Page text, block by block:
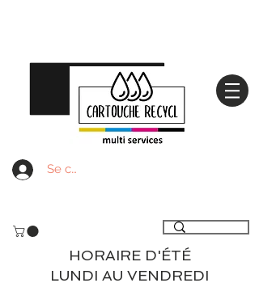
Se connecter
HORAIRE D'ÉTÉ
LUNDI AU VENDREDI